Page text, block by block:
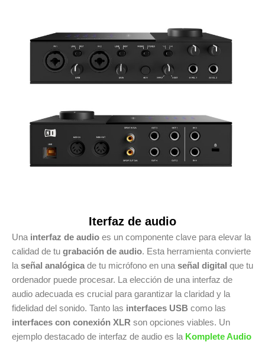
Iterfaz de audio
Una interfaz de audio es un componente clave para elevar la
calidad de tu grabación de audio. Esta herramienta convierte
la señal analógica de tu micrófono en una señal digital que tu
ordenador puede procesar. La elección de una interfaz de
audio adecuada es crucial para garantizar la claridad y la
fidelidad del sonido. Tanto las interfaces USB como las
interfaces con conexión XLR son opciones viables. Un
ejemplo destacado de interfaz de audio es la Komplete Audio